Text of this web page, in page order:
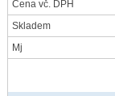
Cena vč. DPH
Skladem
Mj